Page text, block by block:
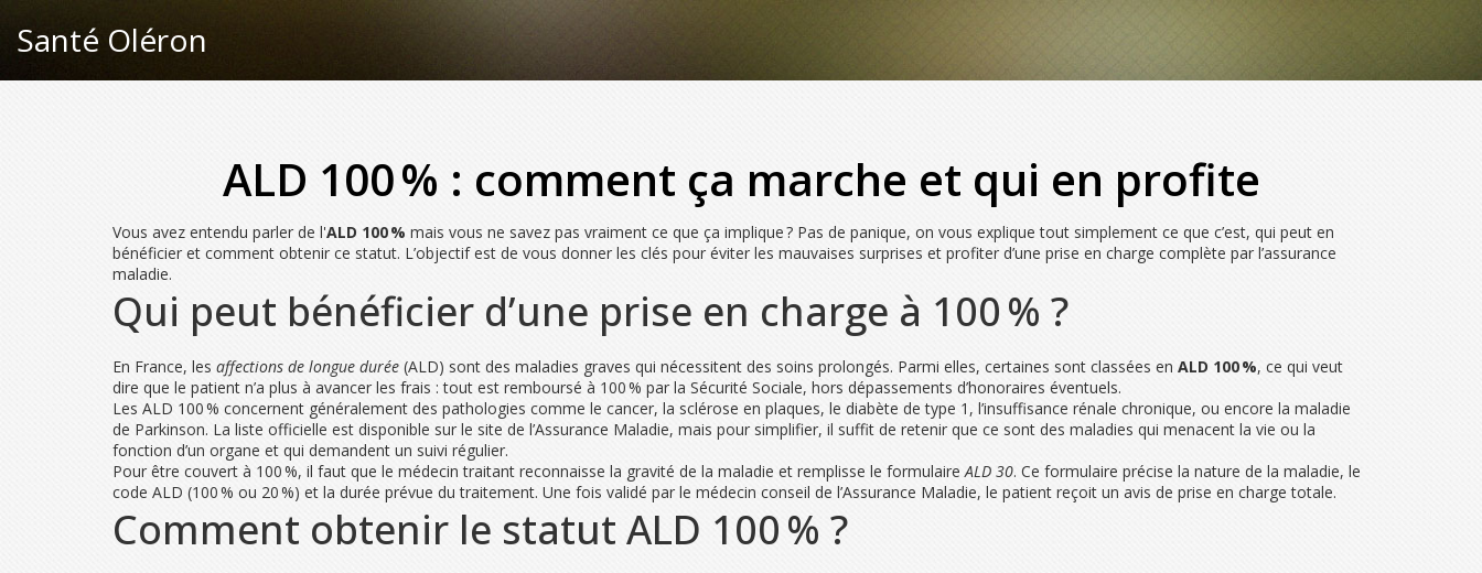
Santé Oléron
ALD 100 % : comment ça marche et qui en profite
Vous avez entendu parler de l'ALD 100 % mais vous ne savez pas vraiment ce que ça implique ? Pas de panique, on vous explique tout simplement ce que c’est, qui peut en
bénéficier et comment obtenir ce statut. L’objectif est de vous donner les clés pour éviter les mauvaises surprises et profiter d’une prise en charge complète par l’assurance
maladie.
Qui peut bénéficier d’une prise en charge à 100 % ?
En France, les affections de longue durée (ALD) sont des maladies graves qui nécessitent des soins prolongés. Parmi elles, certaines sont classées en ALD 100 %, ce qui veut
dire que le patient n’a plus à avancer les frais : tout est remboursé à 100 % par la Sécurité Sociale, hors dépassements d’honoraires éventuels.
Les ALD 100 % concernent généralement des pathologies comme le cancer, la sclérose en plaques, le diabète de type 1, l’insuffisance rénale chronique, ou encore la maladie
de Parkinson. La liste officielle est disponible sur le site de l’Assurance Maladie, mais pour simplifier, il suffit de retenir que ce sont des maladies qui menacent la vie ou la
fonction d’un organe et qui demandent un suivi régulier.
Pour être couvert à 100 %, il faut que le médecin traitant reconnaisse la gravité de la maladie et remplisse le formulaireALD 30. Ce formulaire précise la nature de la maladie, le
code ALD (100 % ou 20 %) et la durée prévue du traitement. Une fois validé par le médecin conseil de l’Assurance Maladie, le patient reçoit un avis de prise en charge totale.
Comment obtenir le statut ALD 100 % ?